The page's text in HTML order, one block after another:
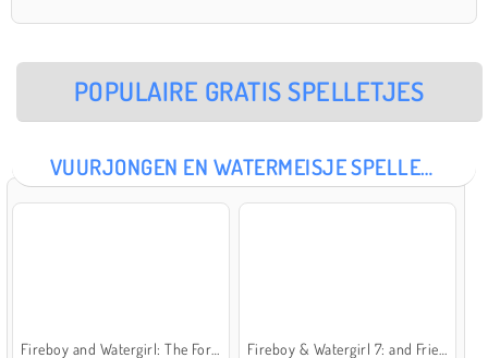
POPULAIRE GRATIS SPELLETJES
VUURJONGEN EN WATERMEISJE SPELLETJES